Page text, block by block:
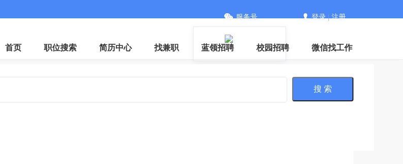
微信
服务号 登录|注册
首页 职位搜索 简历中心 找兼职 蓝领招聘 校园招聘 微信找工作
搜 索